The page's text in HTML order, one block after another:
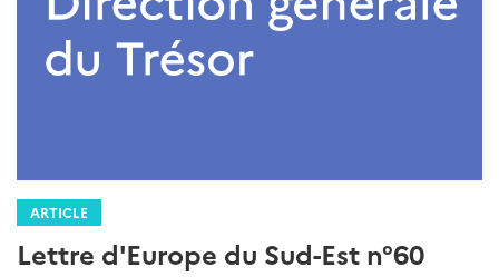
ARTICLE
Lettre d'Europe du Sud-Est n°60